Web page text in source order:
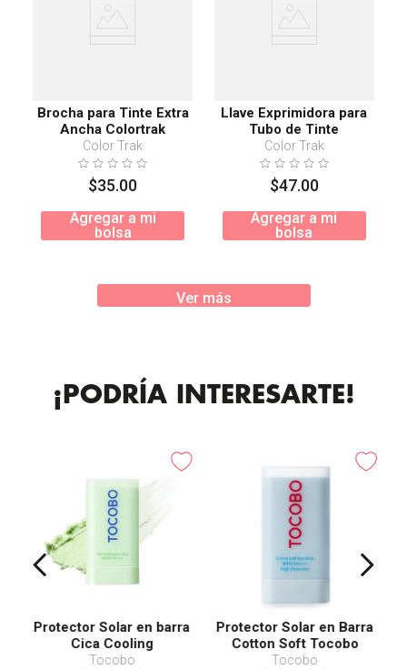
Brocha para Tinte Extra
Ancha Colortrak
Color Trak
$35.00
Agregar a mi
bolsa
Llave Exprimidora para
Tubo de Tinte
Color Trak
$47.00
Agregar a mi
bolsa
Ver más
¡PODRÍA INTERESARTE!
Protector Solar en barra
Cica Cooling
Tocobo
Protector Solar en Barra
Cotton Soft Tocobo
SPF50+ PA++++
Tocobo